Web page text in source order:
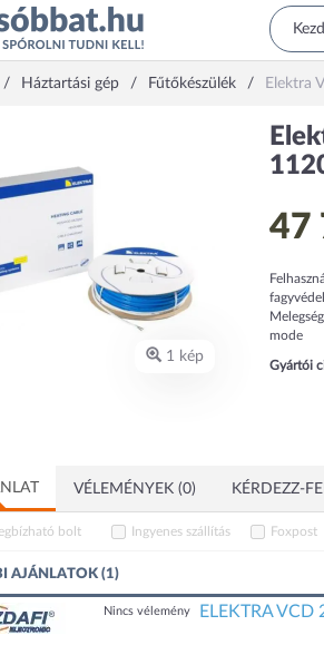
Háztartási gép Fűtőkészülék Elektra
1 kép
47
mode
Gyártói
VÉLEMÉNYEK (0) KÉRDEZZ-
bolt Ingyenes szállítás Foxpost
AJÁNLATOK (1)
Nincs vélemény ELEKTRA